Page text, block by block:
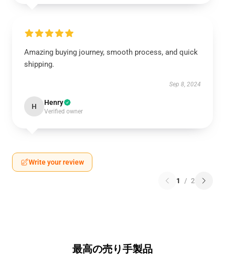
Amazing buying journey, smooth process, and quick
shipping.
Sep 8, 2024
H Henry
Verified owner
Write your review
1 / 2
最高の売り手製品